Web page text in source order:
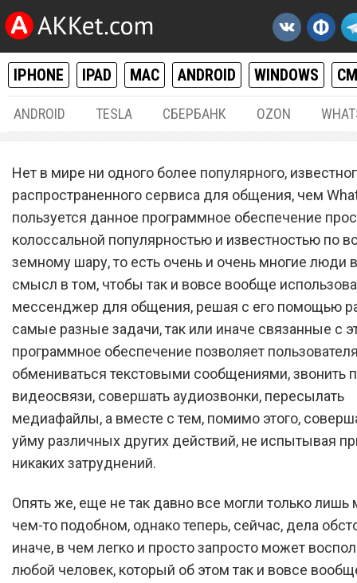
IPHONE IPAD MAC ANDROID WINDOWS
ANDROID TESLA СБЕРБАНК OZON
WhatsApp выложил
всех пользователей в
и сделал ее публичной
Нет в мире ни одного более популярного,
распространенного сервиса для общения, чем
пользуется данное программное обеспечение
колоссальной популярностью и известностью по
земному шару, то есть очень и очень многие люди
смысл в том, чтобы так и вовсе вообще
мессенджер для общения, решая с его помощью
самые разные задачи, так или иначе связанные с
программное обеспечение позволяет
обмениваться текстовыми сообщениями, звонить
видеосвязи, совершать аудиозвонки, пересылать
медиафайлы, а вместе с тем, помимо этого,
уйму различных других действий, не испытывая
никаких затруднений.
Опять же, еще не так давно все могли только лишь
чем-то подобном, однако теперь, сейчас, дела
иначе, в чем легко и просто запросто может
любой человек, который об этом так и вовсе